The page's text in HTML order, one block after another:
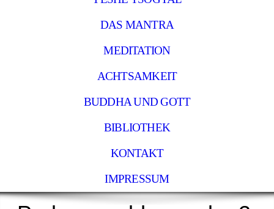
DAS MANTRA
MEDITATION
ACHTSAMKEIT
BUDDHA UND GOTT
BIBLIOTHEK
KONTAKT
IMPRESSUM